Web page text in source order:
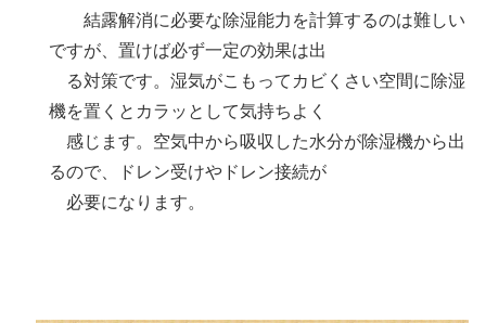
結露解消に必要な除湿能力を計算するのは難しい
ですが、置けば必ず一定の効果は出
る対策です。湿気がこもってカビくさい空間に除湿
機を置くとカラッとして気持ちよく
感じます。空気中から吸収した水分が除湿機から出
るので、ドレン受けやドレン接続が
必要になります。